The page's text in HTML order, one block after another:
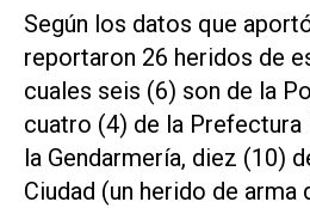
Según los datos que
reportaron 26 heridos de
cuales seis (6) son de la
cuatro (4) de la Prefectura
la Gendarmería, diez (10)
Ciudad (un herido de arma